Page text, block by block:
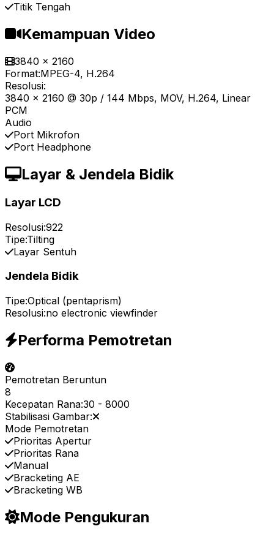
Titik Tengah
Kemampuan Video
3840 x 2160
Format:MPEG-4, H.264
Resolusi:
3840 x 2160 @ 30p / 144 Mbps, MOV, H.264, Linear
PCM
Audio
Port Mikrofon
Port Headphone
Layar & Jendela Bidik
Layar LCD
Resolusi:922
Tipe:Tilting
Layar Sentuh
Jendela Bidik
Tipe:Optical (pentaprism)
Resolusi:no electronic viewfinder
Performa Pemotretan
Pemotretan Beruntun
8
Kecepatan Rana:30 - 8000
Stabilisasi Gambar:
Mode Pemotretan
Prioritas Apertur
Prioritas Rana
Manual
Bracketing AE
Bracketing WB
Mode Pengukuran